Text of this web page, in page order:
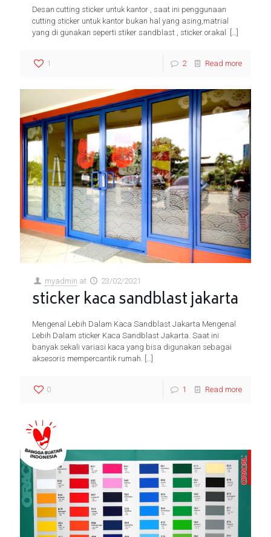
Desan cutting sticker untuk kantor , saat ini penggunaan
cutting sticker untuk kantor bukan hal yang asing,matrial
yang di gunakan seperti stiker sandblast , sticker orakal
[…]
1 2 Read more
myadmin at 23/02/2021
sticker kaca sandblast jakarta
Mengenal Lebih Dalam Kaca Sandblast Jakarta Mengenal
Lebih Dalam sticker Kaca Sandblast Jakarta. Saat ini
banyak sekali variasi kaca yang bisa digunakan sebagai
aksesoris mempercantik rumah.
0 1 Read more